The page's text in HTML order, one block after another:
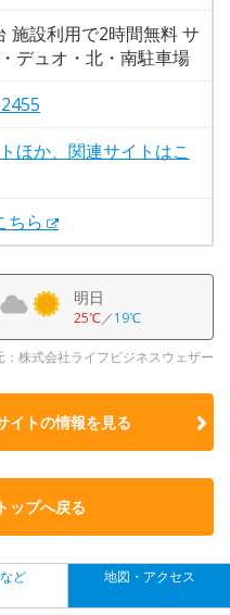
施設利用で2時間無料 サ
デュオ・北・南駐車場
ほか、関連サイトはこ
ちら
明日
25℃／19℃
：株式会社ライフビジネスウェザー
イトの情報を見る
ップへ戻る
ど 地図・アクセス